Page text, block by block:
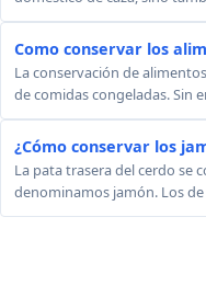
Como conservar los
La conservación de
de comidas congeladas. Sin
¿Cómo conservar los
La pata trasera del cerdo se
denominamos jamón. Los de